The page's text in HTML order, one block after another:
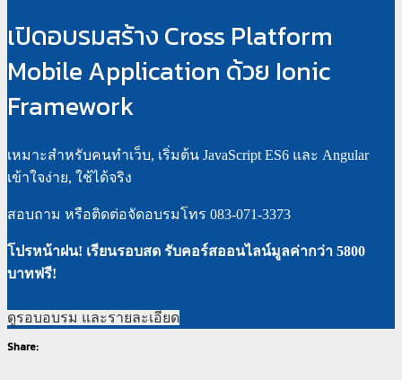
เปิดอบรมสร้าง Cross Platform
Mobile Application ด้วย Ionic
Framework
เหมาะสำหรับคนทำเว็บ, เริ่มต้น JavaScript ES6 และ Angular
เข้าใจง่าย, ใช้ได้จริง
สอบถาม หรือติดต่อจัดอบรมโทร 083-071-3373
โปรหน้าฝน! เรียนรอบสด รับคอร์สออนไลน์มูลค่ากว่า 5800
บาทฟรี!
ดูรอบอบรม และรายละเอียด
Share: